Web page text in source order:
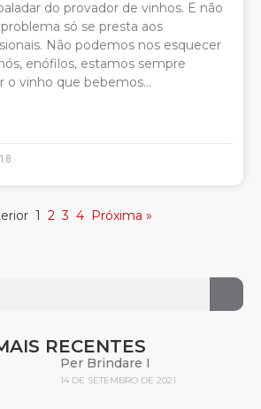
do provador de vinhos. E não
só se presta aos
Não podemos nos esquecer
enófilos, estamos sempre
o vinho que bebemos…
1 2 3 4 Próxima »
RECENTES
Per Brindare I
14 DE SETEMBRO DE 2021